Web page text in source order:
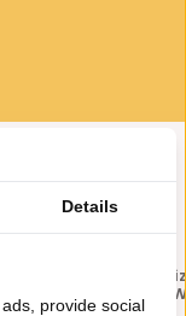
Teffo Pizza Maker -
Elektrische Oven -
Details
provide social